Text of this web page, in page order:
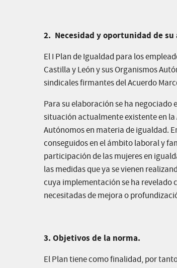
2. Necesidad y oportunidad de su
El I Plan de Igualdad para los
Castilla y León y sus Organismos
sindicales firmantes del Acuerdo
Para su elaboración se ha negociado
situación actualmente existente en la
Autónomos en materia de igualdad.
conseguidos en el ámbito laboral y
participación de las mujeres en
las medidas que ya se vienen
cuya implementación se ha revelado
necesitadas de mejora o
3. Objetivos de la norma.
El Plan tiene como finalidad, por